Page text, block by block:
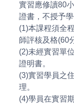
實習應修讀80
證書，不授予學
(1)本課程須全
師評核及格(60
(2)未經實習單
證明書。
(3)實習學員之
理。
(4)學員在實習